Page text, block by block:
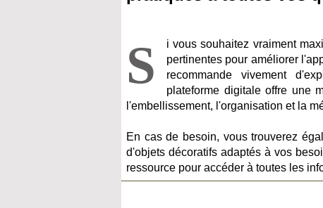
S
i vous souhaitez vraiment
pertinentes pour améliorer
recommande vivement
plateforme digitale offre une
l'embellissement, l'organisation et la
En cas de besoin, vous trouverez
d'objets décoratifs adaptés à vos
ressource pour accéder à toutes les